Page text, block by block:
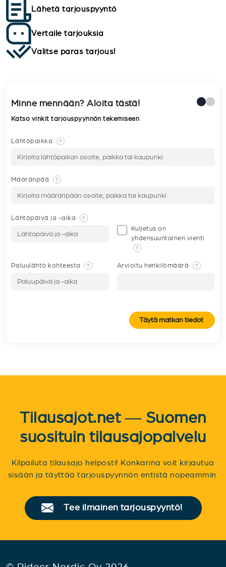
Lähetä tarjouspyyntö
Vertaile tarjouksia
Valitse paras tarjous!
Minne mennään? Aloita tästä!
Katso vinkit tarjouspyynnön tekemiseen
Lähtöpaikka ?
Määränpää ?
Lähtöpäivä ja -aika ?
Kuljetus on
yhdensuuntainen vienti
?
Paluulähtö kohteesta ? Arvioitu henkilömäärä ?
Täytä matkan tiedot
Tilausajot.net — Suomen
suosituin tilausajopalvelu
Kilpailuta tilausajo helposti! Konkarina voit kirjautua
sisään ja täyttää tarjouspyynnön entistä nopeammin.
Tee ilmainen tarjouspyyntö!